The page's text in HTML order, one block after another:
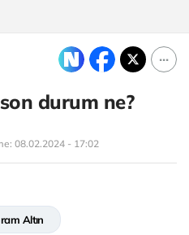
durum ne?
08.02.2024 - 17:02
Altın